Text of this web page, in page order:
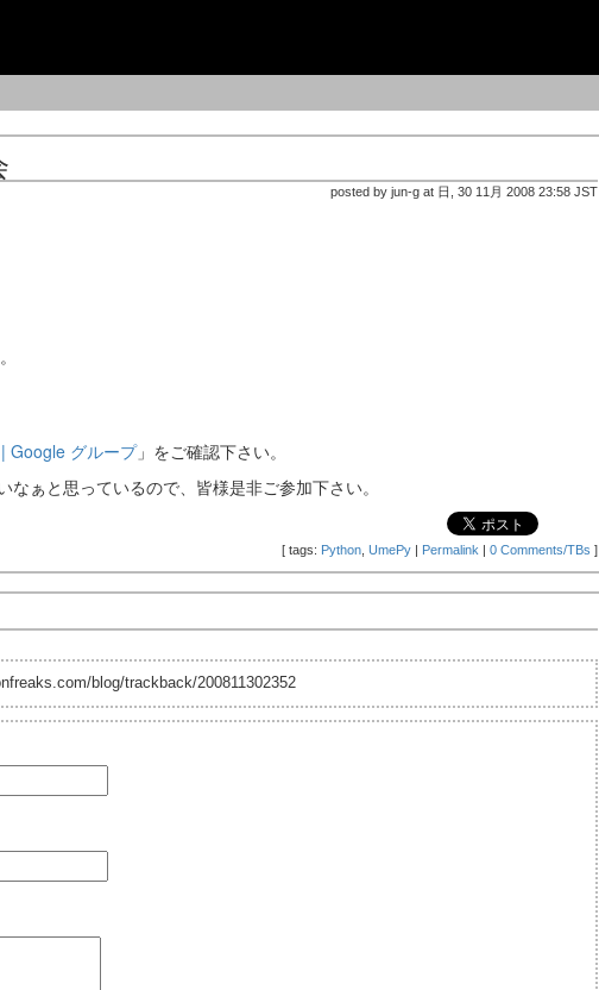
posted by jun-g at 日, 30 11月 2008 23:58 JST
Google グループ」をご確認下さい。
ぁと思っているので、皆様是非ご参加下さい。
[ tags: Python UmePy | Permalink | 0 Comments/TBs ]
blog/trackback/200811302352